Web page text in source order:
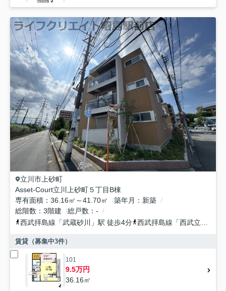
立川市 上砂町
Asset-Court立川上砂町５丁目B棟
専有面積
36.16㎡～41.70㎡ 築年月
新築
総階数
3階建 総戸数
-
西武拝島線 「武蔵砂川 」駅 徒歩4分 西武拝島線 「西武立川
賃貸（募集中3件）
101
9.5万円
36.16㎡